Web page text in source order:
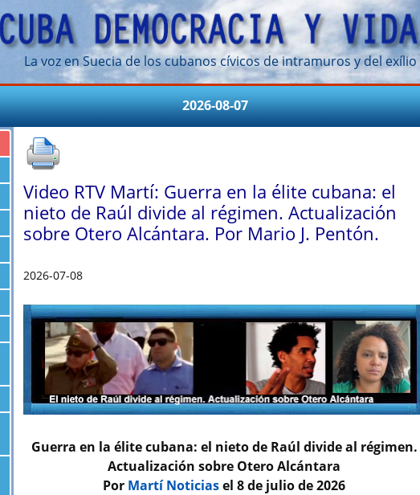
La voz en Suecia de los cubanos cívicos de intramuros y del exílio
2026-08-07
Video RTV Martí: Guerra en la élite cubana: el
nieto de Raúl divide al régimen. Actualización
sobre Otero Alcántara. Por Mario J. Pentón.
2026-07-08
Guerra en la élite cubana: el nieto de Raúl divide al régimen.
Actualización sobre Otero Alcántara
Por Martí Noticiasel 8 de julio de 2026